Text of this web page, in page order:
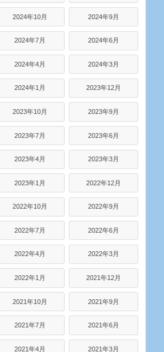
2024年10月 2024年9月
2024年7月 2024年6月
2024年4月 2024年3月
2024年1月 2023年12月
2023年10月 2023年9月
2023年7月 2023年6月
2023年4月 2023年3月
2023年1月 2022年12月
2022年10月 2022年9月
2022年7月 2022年6月
2022年4月 2022年3月
2022年1月 2021年12月
2021年10月 2021年9月
2021年7月 2021年6月
2021年4月 2021年3月